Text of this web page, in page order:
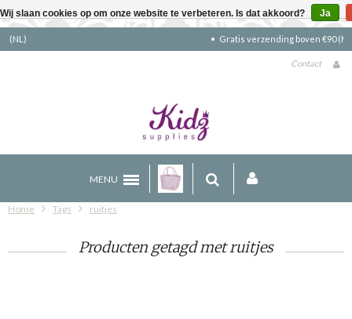
Gratis verzending boven €90 (NL)
Contact
MENU
Home Tags ruitjes
Producten getagd met ruitjes
Wij slaan cookies op om onze website te verbeteren. Is dat akkoord? Ja